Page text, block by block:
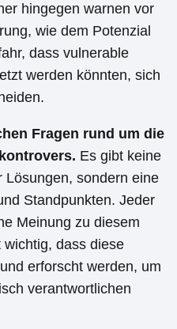
hingegen warnen vor
wie dem Potenzial
dass vulnerable
werden könnten, sich
Fragen rund um die
Es gibt keine
Lösungen, sondern eine
Standpunkten. Jeder
Meinung zu diesem
dass diese
erforscht werden, um
verantwortlichen